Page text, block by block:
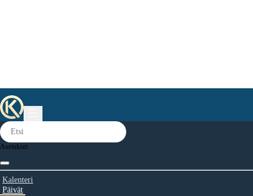
Asetukset
Kalenteri
Päivät